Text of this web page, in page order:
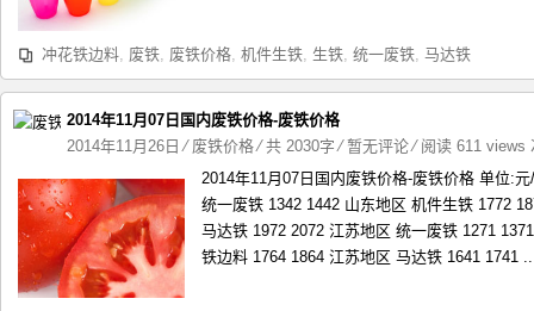
冲花铁边料, 废铁, 废铁价格, 机件生铁, 生铁, 统一废铁, 马达铁
2014年11月07日国内废铁价格-废铁价格
2014年11月26日 ⁄ 废铁价格⁄ 共 2030字⁄暂无评论⁄ 阅读 611 views
2014年11月07日国内废铁价格-废铁价格 单位:
统一废铁 1342 1442 山东地区 机件生铁 1772
马达铁 1972 2072 江苏地区 统一废铁 1271
铁边料 1764 1864 江苏地区 马达铁 1641 1741